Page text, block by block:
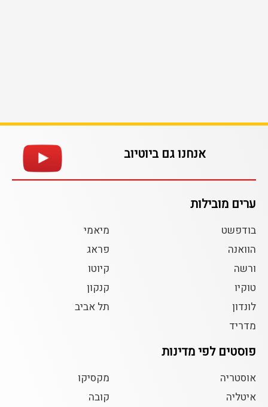
אנחנו גם ביוטיוב
ערים מובילות
בודפשט
הוואנה
ורשה
טוקיו
לונדון
מדריד
מיאמי
פראג
קיוטו
קנקון
תל אביב
פוסטים לפי מדינות
אוסטריה
איטליה
מקסיקו
קובה